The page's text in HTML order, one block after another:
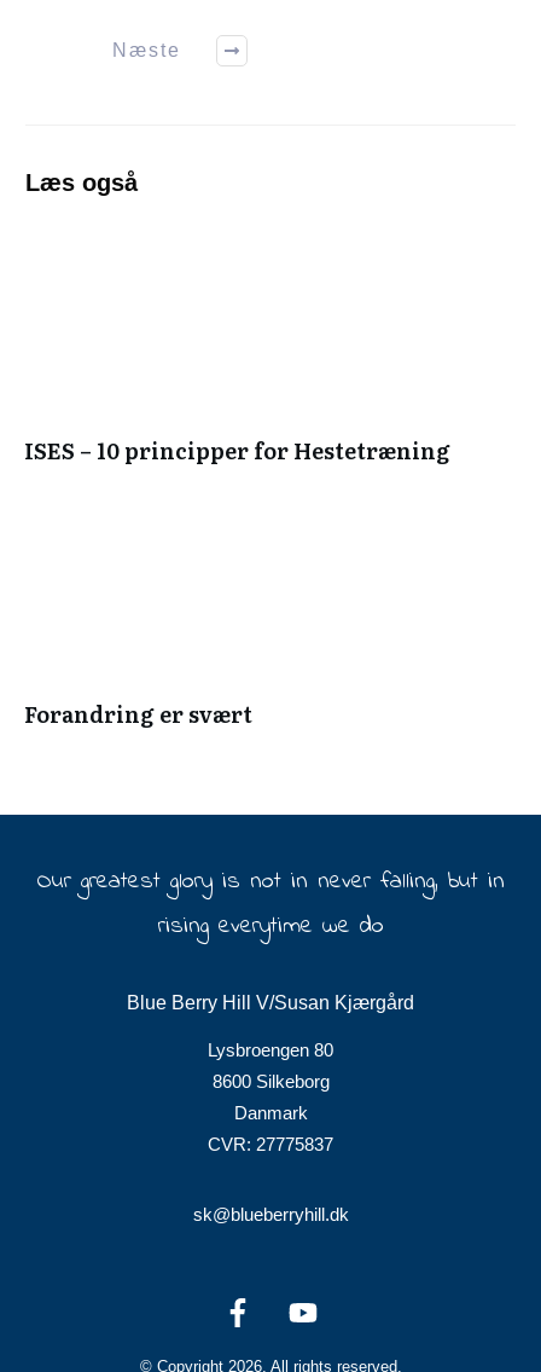
Næste
Læs også
ISES – 10 principper for Hestetræning
Forandring er svært
Our greatest glory is not in never falling, but in
rising everytime we do
Blue Berry Hill V/Susan Kjærgård
Lysbroengen 80
8600 Silkeborg
Danmark
CVR: 27775837
sk@blueberryhill.dk
© Copyright 2026. All rights reserved.